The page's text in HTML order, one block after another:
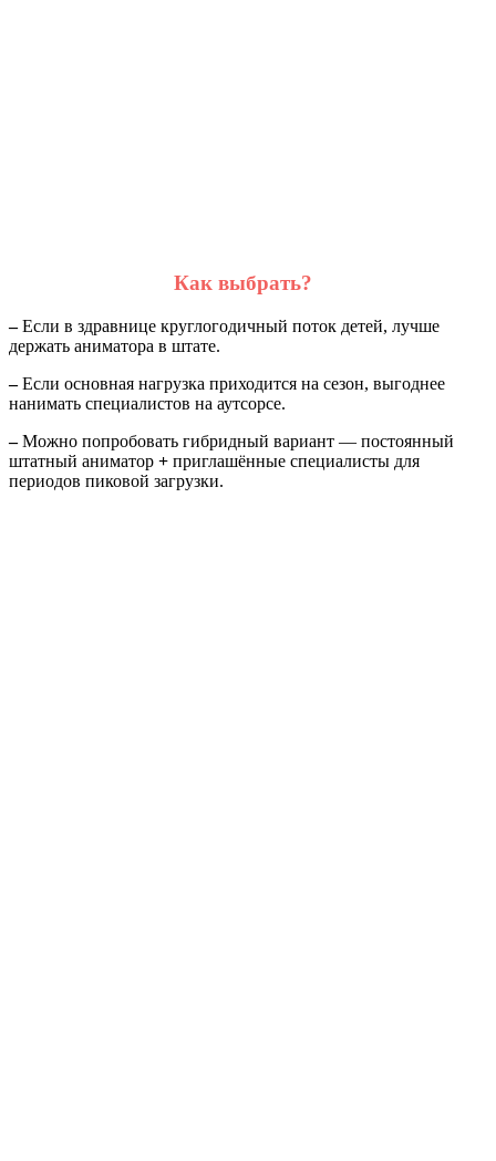
Как выбрать?
–Если в здравнице круглогодичный поток детей, лучше
держать аниматора в штате.
–Если основная нагрузка приходится на сезон, выгоднее
нанимать специалистов на аутсорсе.
–Можно попробовать гибридный вариант — постоянный
штатный аниматор + приглашённые специалисты для
периодов пиковой загрузки.